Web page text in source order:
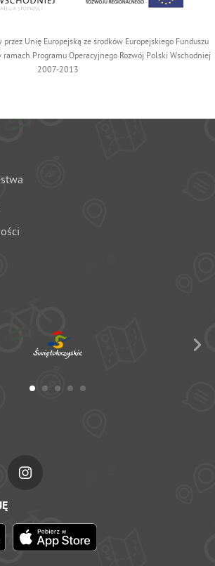
Unię Europejską ze środków Europejskiego Funduszu
Programu Operacyjnego Rozwój Polski Wschodniej
2007-2013